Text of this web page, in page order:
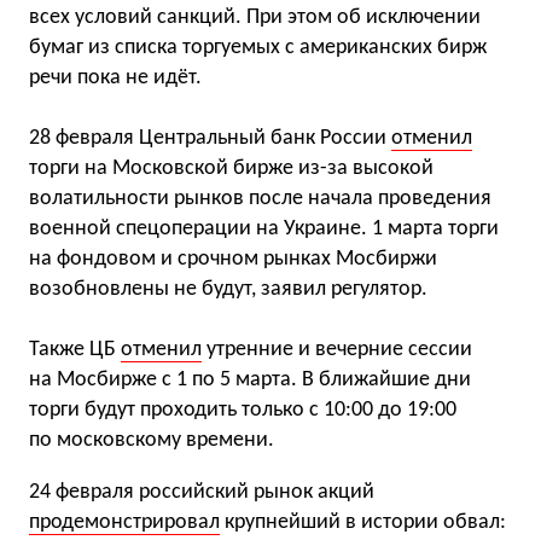
всех условий санкций. При этом об исключении
бумаг из списка торгуемых с американских бирж
речи пока не идёт.
28 февраля Центральный банк России отменил
торги на Московской бирже из-за высокой
волатильности рынков после начала проведения
военной спецоперации на Украине. 1 марта торги
на фондовом и срочном рынках Мосбиржи
возобновлены не будут, заявил регулятор.
Также ЦБ отменил утренние и вечерние сессии
на Мосбирже с 1 по 5 марта. В ближайшие дни
торги будут проходить только с 10:00 до 19:00
по московскому времени.
24 февраля российский рынок акций
продемонстрировал крупнейший в истории обвал: